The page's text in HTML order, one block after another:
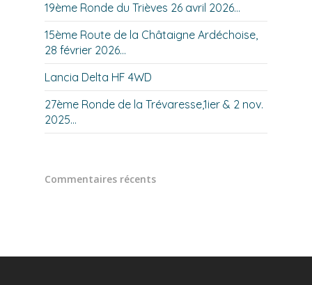
19ème Ronde du Trièves 26 avril 2026…
15ème Route de la Châtaigne Ardéchoise,
28 février 2026…
Lancia Delta HF 4WD
27ème Ronde de la Trévaresse,1ier & 2 nov.
2025…
Commentaires récents